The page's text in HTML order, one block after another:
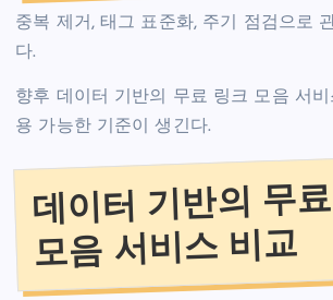
중복 제거, 태그 표준화, 주기 점검으로
다.
향후 데이터 기반의 무료 링크 모음 서
용 가능한 기준이 생긴다.
데이터 기반의 무
모음 서비스 비교